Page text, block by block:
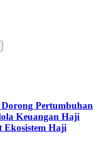
Pertumbuhan
Keuangan Haji
Ekosistem Haji